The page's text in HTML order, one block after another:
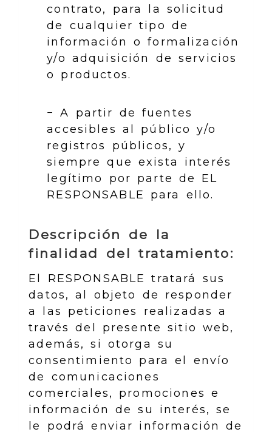
contrato, para la solicitud
de cualquier tipo de
información o formalización
y/o adquisición de servicios
o productos.
− A partir de fuentes
accesibles al público y/o
registros públicos, y
siempre que exista interés
legítimo por parte de EL
RESPONSABLE para ello.
Descripción de la
finalidad del tratamiento:
El RESPONSABLE tratará sus
datos, al objeto de responder
a las peticiones realizadas a
través del presente sitio web,
además, si otorga su
consentimiento para el envío
de comunicaciones
comerciales, promociones e
información de su interés, se
le podrá enviar información de